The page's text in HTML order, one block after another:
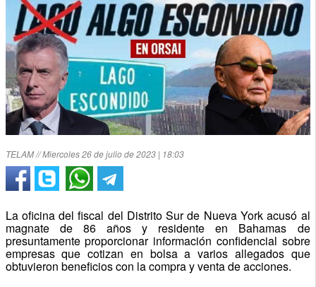
TELAM // Miercoles 26 de julio de 2023 | 18:03
La oficina del fiscal del Distrito Sur de Nueva York acusó al
magnate de 86 años y residente en Bahamas de
presuntamente proporcionar información confidencial sobre
empresas que cotizan en bolsa a varios allegados que
obtuvieron beneficios con la compra y venta de acciones.